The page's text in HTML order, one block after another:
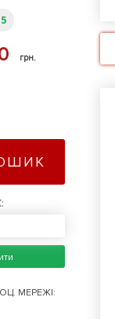
грн.
МЕРЕЖІ: